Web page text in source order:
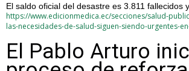
El saldo oficial del desastre es 3.811 fallecidos
https://www.edicionmedica.ec/secciones/salud-
las-necesidades-de-salud-siguen-siendo-urgentes-
El Pablo Arturo